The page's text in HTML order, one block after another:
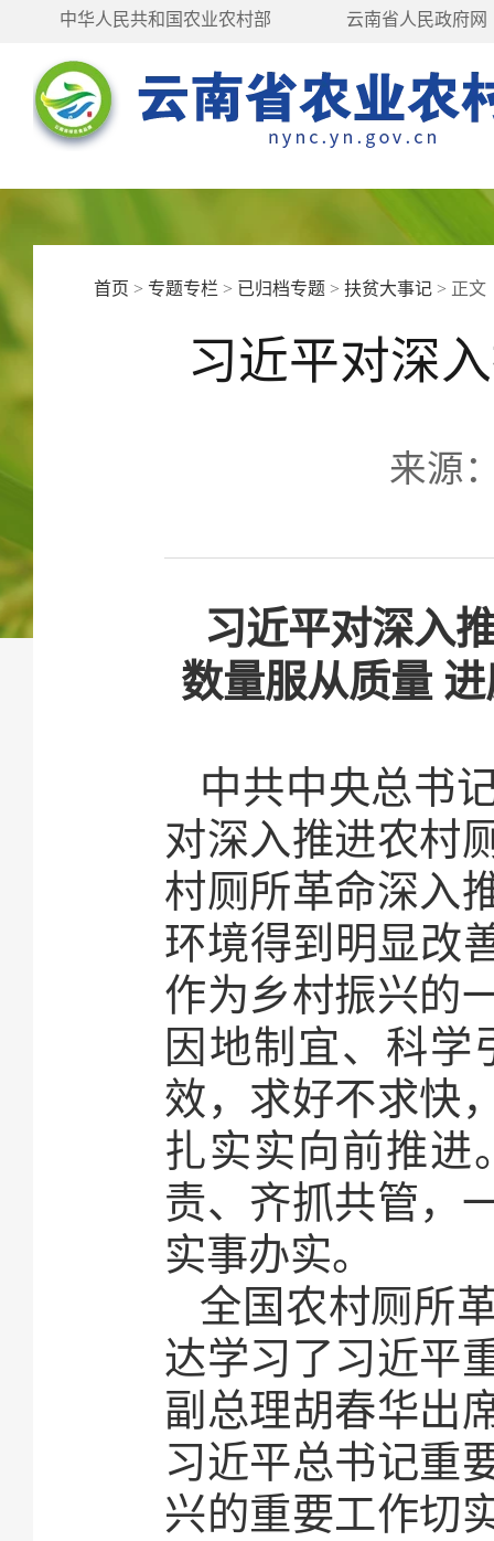
中华人民共和国农业农村部 云南省人民政府网
首页 > 专题专栏 > 已归档专题 >扶贫大事记 > 正文
习近平对深
来源
习近平对深入
数量服从质量
中共中央总书
对深入推进农村
村厕所革命深入
环境得到明显改
作为乡村振兴的
因地制宜、科
效，求好不求快
扎实实向前推进
责、齐抓共管，
实事办实。
全国农村厕所
达学习了习近平
副总理胡春华出
习近平总书记重
兴的重要工作切